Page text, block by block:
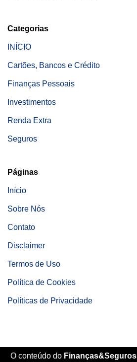
Categorias
INÍCIO
Cartões, Bancos e Crédito
Finanças Pessoais
Investimentos
Renda Extra
Seguros
Páginas
Início
Sobre Nós
Contato
Disclaimer
Termos de Uso
Política de Cookies
Políticas de Privacidade
O conteúdo do Finanças&Seguros